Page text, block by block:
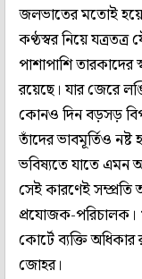
জলভাতের মতোই হয়ে
কণ্ঠস্বর নিয়ে যত্রতত্র
পাশাপাশি তারকাদের
রয়েছে। যার জেরে
কোনও দিন বড়সড়
তাঁদের ভাবমূর্তিও
ভবিষ্যতে যাতে এমন
সেই কারণেই
প্রযোজক-পরিচালক।
কোর্টে ব্যক্তি অধিকার
জোহর।